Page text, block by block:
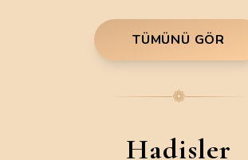
TÜMÜNÜ GÖR
❁
Hadisler